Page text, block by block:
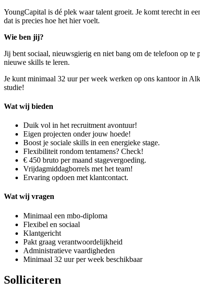
YoungCapital is dé plek waar talent groeit. Je komt terecht in
dat is precies hoe het hier voelt.
Wie ben jij?
Jij bent sociaal, nieuwsgierig en niet bang om de telefoon op
nieuwe skills te leren.
Je kunt minimaal 32 uur per week werken op ons kantoor in
studie!
Wat wij bieden
Duik vol in het recruitment avontuur!
Eigen projecten onder jouw hoede!
Boost je sociale skills in een energieke stage.
Flexibiliteit rondom tentamens? Check!
€ 450 bruto per maand stagevergoeding.
Vrijdagmiddagborrels met het team!
Ervaring opdoen met klantcontact.
Wat wij vragen
Minimaal een mbo-diploma
Flexibel en sociaal
Klantgericht
Pakt graag verantwoordelijkheid
Administratieve vaardigheden
Minimaal 32 uur per week beschikbaar
Solliciteren